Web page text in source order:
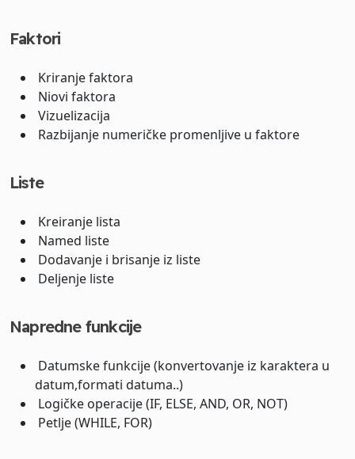
Faktori
Kriranje faktora
Niovi faktora
Vizuelizacija
Razbijanje numeričke promenljive u faktore
Liste
Kreiranje lista
Named liste
Dodavanje i brisanje iz liste
Deljenje liste
Napredne funkcije
Datumske funkcije (konvertovanje iz karaktera u
datum,formati datuma..)
Logičke operacije (IF, ELSE, AND, OR, NOT)
Petlje (WHILE, FOR)